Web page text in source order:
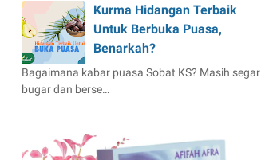
Kurma Hidangan Terbaik
Untuk Berbuka Puasa,
Benarkah?
Bagaimana kabar puasa Sobat KS? Masih segar
bugar dan berse…